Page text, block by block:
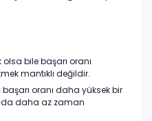
bile başarı oranı
mantıklı değildir.
oranı daha yüksek bir
daha az zaman